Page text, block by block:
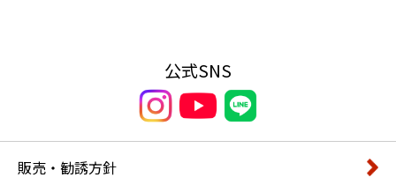
公式SNS
販売・勧誘方針